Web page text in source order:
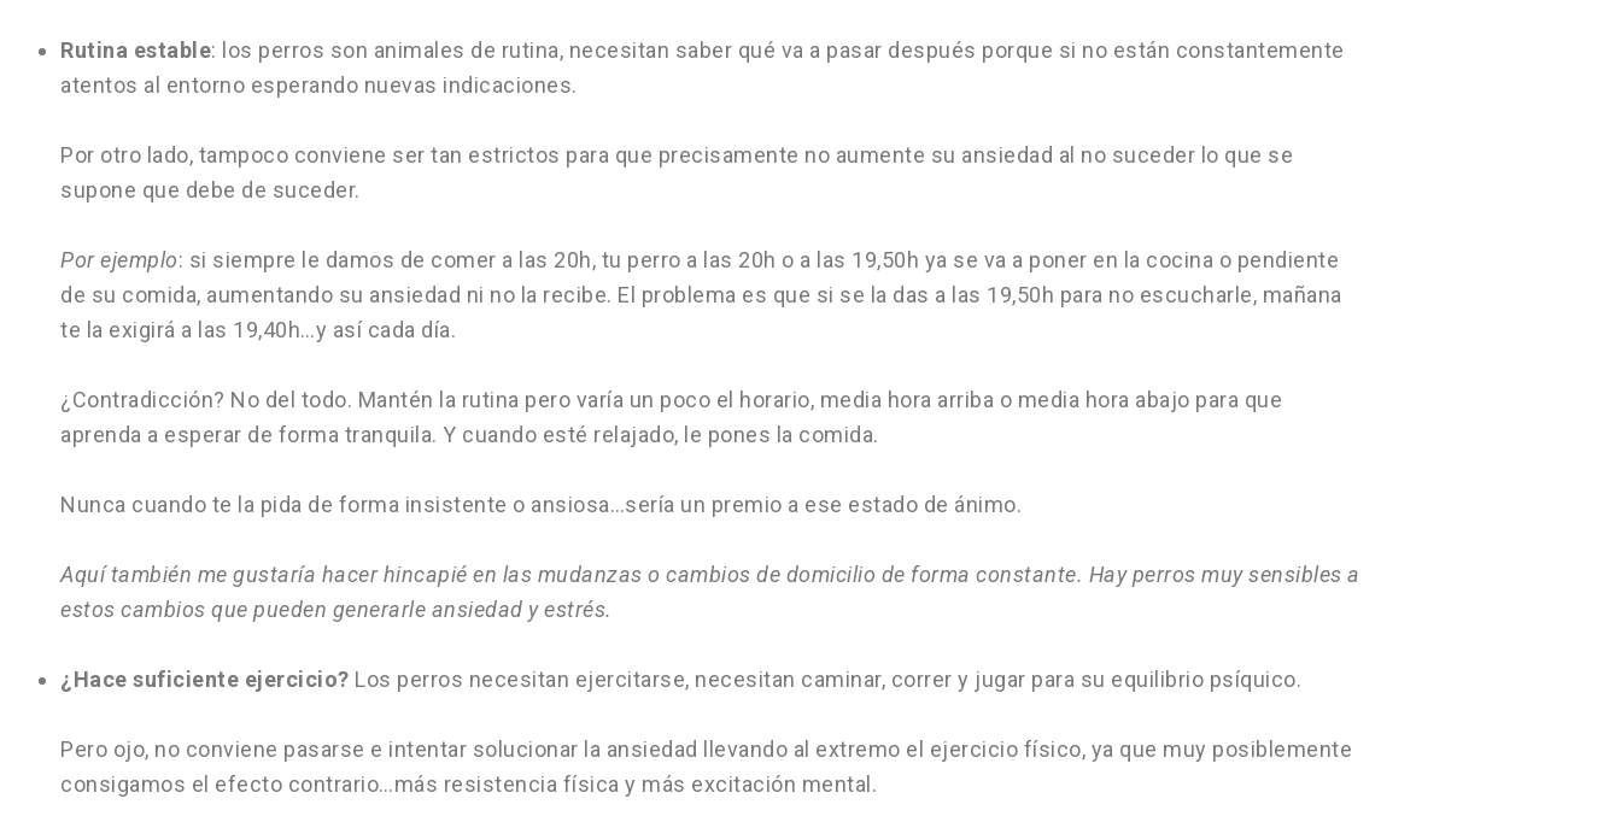
Rutina estable: los perros son animales de rutina, necesitan saber qué va a pasar después porque si no están constantemente
atentos al entorno esperando nuevas indicaciones.
Por otro lado, tampoco conviene ser tan estrictos para que precisamente no aumente su ansiedad al no suceder lo que se
supone que debe de suceder.
Por ejemplo: si siempre le damos de comer a las 20h, tu perro a las 20h o a las 19,50h ya se va a poner en la cocina o pendiente
de su comida, aumentando su ansiedad ni no la recibe. El problema es que si se la das a las 19,50h para no escucharle, mañana
te la exigirá a las 19,40h…y así cada día.
¿Contradicción? No del todo. Mantén la rutina pero varía un poco el horario, media hora arriba o media hora abajo para que
aprenda a esperar de forma tranquila. Y cuando esté relajado, le pones la comida.
Nunca cuando te la pida de forma insistente o ansiosa…sería un premio a ese estado de ánimo.
Aquí también me gustaría hacer hincapié en las mudanzas o cambios de domicilio de forma constante. Hay perros muy sensibles a
estos cambios que pueden generarle ansiedad y estrés.
¿Hace suficiente ejercicio? Los perros necesitan ejercitarse, necesitan caminar, correr y jugar para su equilibrio psíquico.
Pero ojo, no conviene pasarse e intentar solucionar la ansiedad llevando al extremo el ejercicio físico, ya que muy posiblemente
consigamos el efecto contrario…más resistencia física y más excitación mental.